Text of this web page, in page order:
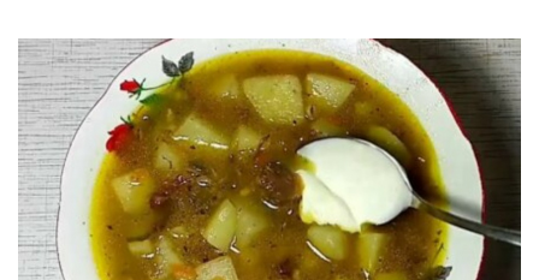
Рассольник с полбой и солеными огурцами